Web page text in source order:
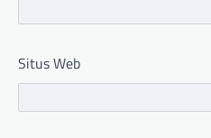
Situs Web